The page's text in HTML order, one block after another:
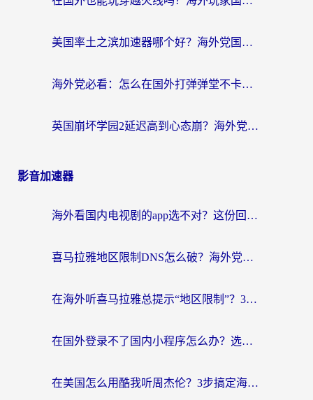
美国率土之滨加速器哪个好？海外党国服游戏畅玩终极指南（附多游戏解决方案）
海外党必看：怎么在国外打弹弹堂不卡？番茄加速器亲测指南
英国崩坏学园2延迟高到心态崩？海外党国服游戏加速终极指南
影音加速器
海外看国内电视剧的app选不对？这份回国加速器避坑指南帮你流畅追剧
喜马拉雅地区限制DNS怎么破？海外党听国内音乐听书的终极解决方案
在海外听喜马拉雅总提示“地区限制”？3步轻松解除+听国内音乐全攻略
在国外登录不了国内小程序怎么办？选对回国加速器，轻松解锁国内资源
在美国怎么用酷我听周杰伦？3步搞定海外听歌难题